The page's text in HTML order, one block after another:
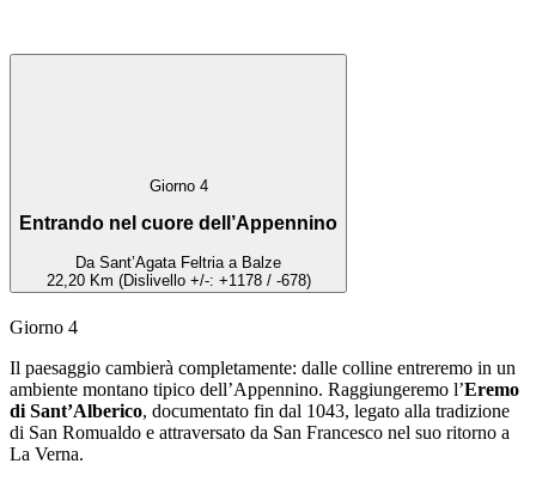
Giorno 4
Entrando nel cuore dell’Appennino
Da Sant’Agata Feltria a Balze
22,20 Km (Dislivello +/-: +1178 / -678)
Giorno 4
Il paesaggio cambierà completamente: dalle colline entreremo in un
ambiente montano tipico dell’Appennino. Raggiungeremo l’Eremo
di Sant’Alberico, documentato fin dal 1043, legato alla tradizione
di San Romualdo e attraversato da San Francesco nel suo ritorno a
La Verna.